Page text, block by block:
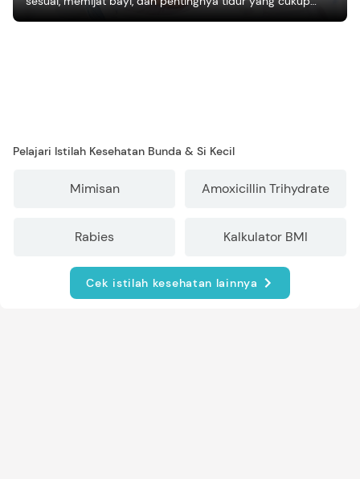
bagi pertumbuhan bayi.
Pelajari Istilah Kesehatan Bunda & Si Kecil
Mimisan Amoxicillin Trihydrate
Rabies Kalkulator BMI
Cek istilah kesehatan lainnya